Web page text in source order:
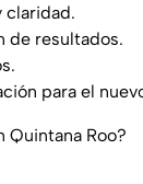
claridad.
de resultados.
para el
Quintana Roo?